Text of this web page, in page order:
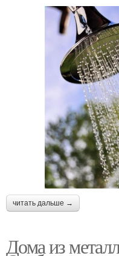
читать дальше →
Дома из